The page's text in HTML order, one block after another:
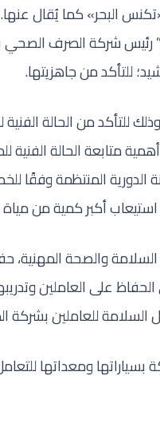
البحر» كما يُقال عنها.
رئيس شركة الصرف الصحي
للتأكد من جاهزيتها.
للتأكد من الحالة
متابعة الحالة
الدورية المنتظمة
أكبر كمية من مياة
والصحة المهنية،
على العاملين
السلامة للعاملين
بسياراتها ومعداتها